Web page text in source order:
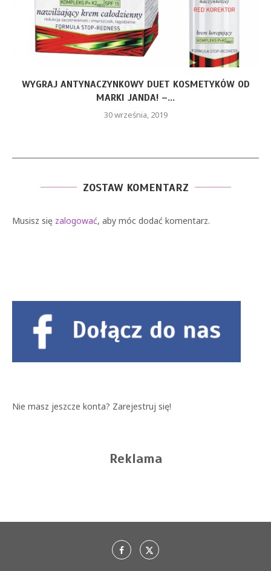
WYGRAJ ANTYNACZYNKOWY DUET KOSMETYKÓW OD
MARKI JANDA! –...
30 września, 2019
ZOSTAW KOMENTARZ
Musisz się zalogować, aby móc dodać komentarz.
Nie masz jeszcze konta? Zarejestruj się!
Reklama